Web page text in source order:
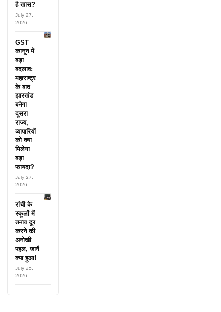
है खास?
July 27,
2026
GST
कानून में
बड़ा
बदलाव:
महाराष्ट्र
के बाद
झारखंड
बनेगा
दूसरा
राज्य,
व्यापारियों
को क्या
मिलेगा
बड़ा
फायदा?
July 27,
2026
रांची के
स्कूलों में
तनाव दूर
करने की
अनोखी
पहल, जानें
क्या हुआ!
July 25,
2026